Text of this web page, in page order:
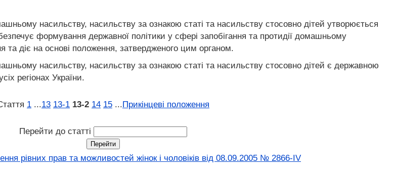
насильству, насильству за ознакою статі та насильству стосовно дітей утворюється
формування державної політики у сфері запобігання та протидії домашньому
та діє на основі положення, затвердженого цим органом.
насильству, насильству за ознакою статі та насильству стосовно дітей є державною
регіонах України.
1 ...13 13‑1 13‑2 14 15 ...Прикінцеві положення
Перейти до статті
рівних прав та можливостей жінок і чоловіків від 08.09.2005 № 2866-IV